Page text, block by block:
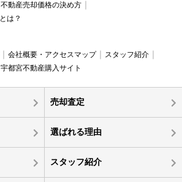
不動産売却価格の決め方
は？
会社概要・アクセスマップ
スタッフ紹介
宇都宮不動産購入サイト
売却査定
選ばれる理由
スタッフ紹介